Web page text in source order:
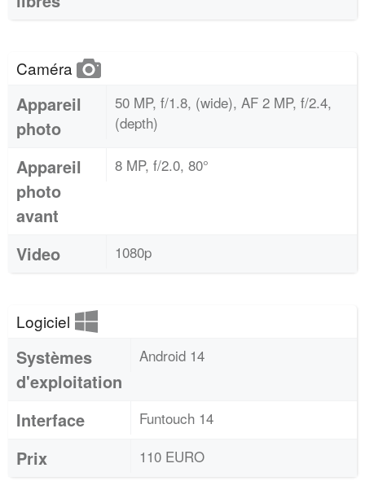
Caméra
Appareil
photo
50 MP, f/1.8, (wide), AF 2 MP, f/2.4,
(depth)
Appareil
photo
avant
8 MP, f/2.0, 80°
Video 1080p
Logiciel
Systèmes
d'exploitation
Android 14
Interface Funtouch 14
Prix 110 EURO